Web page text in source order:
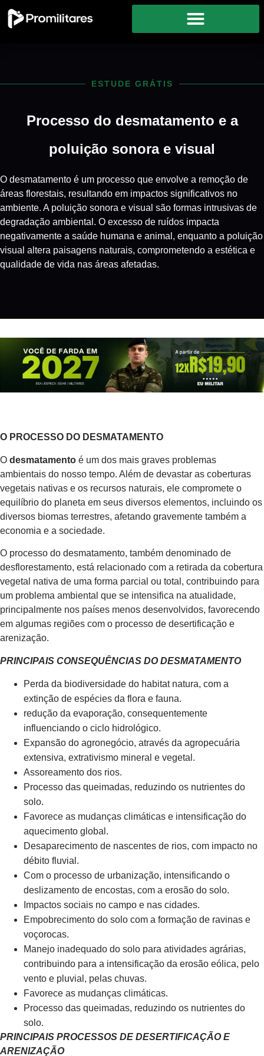
ESTUDE GRÁTIS
Processo do desmatamento e a
poluição sonora e visual
O desmatamento é um processo que envolve a remoção de
áreas florestais, resultando em impactos significativos no
ambiente. A poluição sonora e visual são formas intrusivas de
degradação ambiental. O excesso de ruídos impacta
negativamente a saúde humana e animal, enquanto a poluição
visual altera paisagens naturais, comprometendo a estética e
qualidade de vida nas áreas afetadas.
O PROCESSO DO DESMATAMENTO
O desmatamento é um dos mais graves problemas
ambientais do nosso tempo. Além de devastar as coberturas
vegetais nativas e os recursos naturais, ele compromete o
equilíbrio do planeta em seus diversos elementos, incluindo os
diversos biomas terrestres, afetando gravemente também a
economia e a sociedade.
O processo do desmatamento, também denominado de
desflorestamento, está relacionado com a retirada da cobertura
vegetal nativa de uma forma parcial ou total, contribuindo para
um problema ambiental que se intensifica na atualidade,
principalmente nos países menos desenvolvidos, favorecendo
em algumas regiões com o processo de desertificação e
arenização.
PRINCIPAIS CONSEQUÊNCIAS DO DESMATAMENTO
Perda da biodiversidade do habitat natura, com a
extinção de espécies da flora e fauna.
redução da evaporação, consequentemente
influenciando o ciclo hidrológico.
Expansão do agronegócio, através da agropecuária
extensiva, extrativismo mineral e vegetal.
Assoreamento dos rios.
Processo das queimadas, reduzindo os nutrientes do
solo.
Favorece as mudanças climáticas e intensificação do
aquecimento global.
Desaparecimento de nascentes de rios, com impacto no
débito fluvial.
Com o processo de urbanização, intensificando o
deslizamento de encostas, com a erosão do solo.
Impactos sociais no campo e nas cidades.
Empobrecimento do solo com a formação de ravinas e
voçorocas.
Manejo inadequado do solo para atividades agrárias,
contribuindo para a intensificação da erosão eólica, pelo
vento e pluvial, pelas chuvas.
Favorece as mudanças climáticas.
Processo das queimadas, reduzindo os nutrientes do
solo.
PRINCIPAIS PROCESSOS DE DESERTIFICAÇÃO E
ARENIZAÇÃO